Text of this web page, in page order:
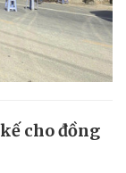
cho đồng